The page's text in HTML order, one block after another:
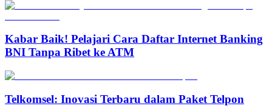
Kabar Baik! Pelajari Cara Daftar Internet Banking
BNI Tanpa Ribet ke ATM
Telkomsel: Inovasi Terbaru dalam Paket Telpon